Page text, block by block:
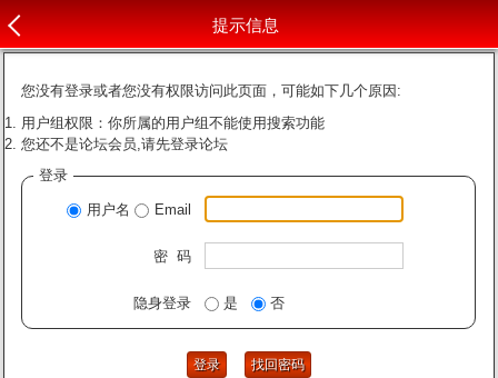
提示信息
您没有登录或者您没有权限访问此页面，可能如下几个原因:
用户组权限：你所属的用户组不能使用搜索功能
您还不是论坛会员,请先登录论坛
登录
用户名 Email
密 码
隐身登录 是 否